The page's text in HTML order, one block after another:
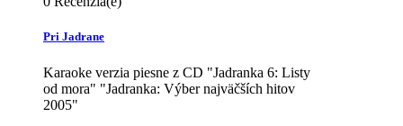
Pri Jadrane
Karaoke verzia piesne z CD "Jadranka 6: Listy
od mora" "Jadranka: Výber najväčších hitov
2005"